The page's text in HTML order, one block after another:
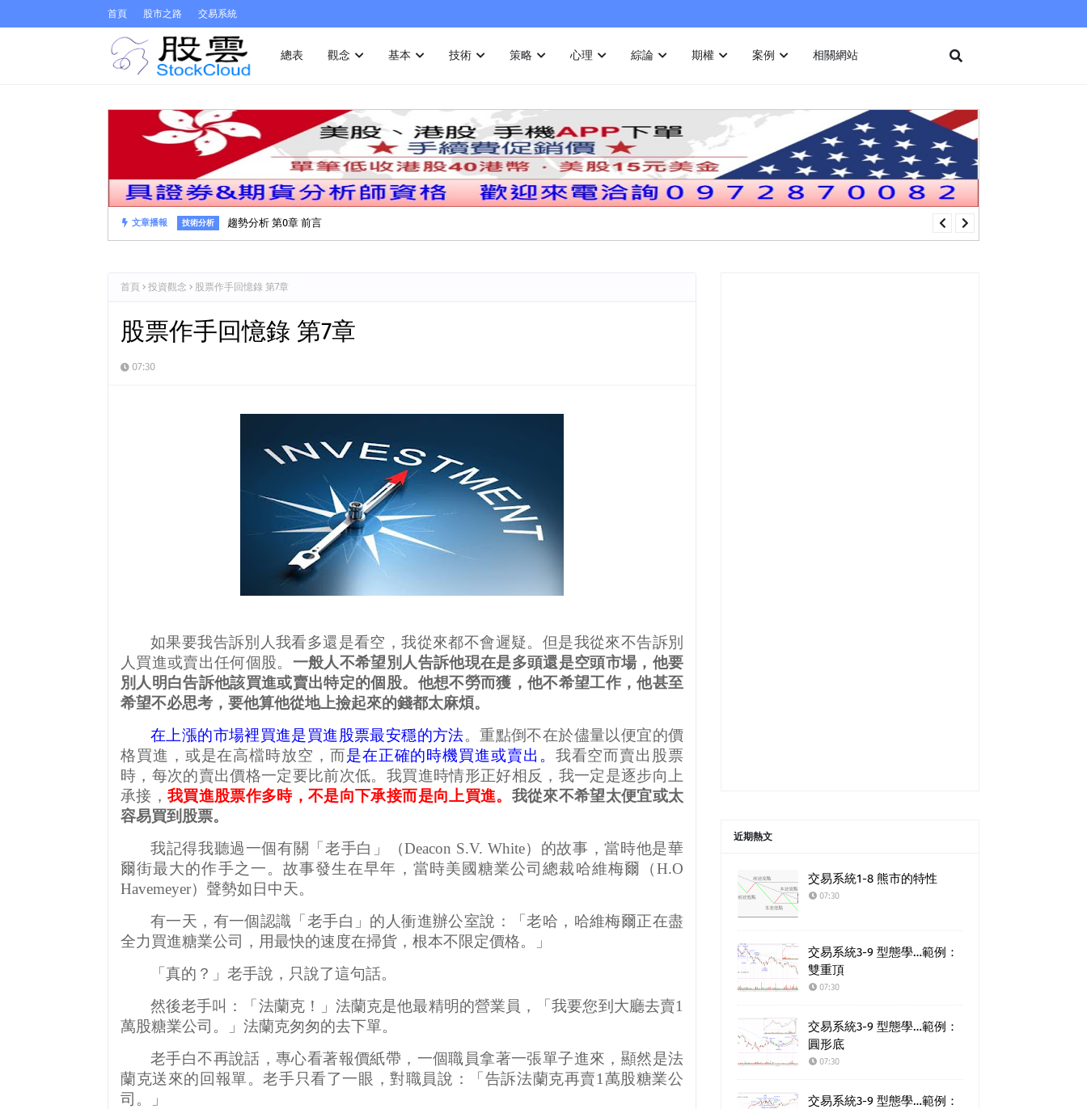
首頁 股市之路 交易系統
總表 觀念 基本 技術 策略 心理 綜論 期權 案例 相關網站
文章播報 技術分析 趨勢分析 第0章 前言
首頁 投資觀念 股票作手回憶錄 第7章
股票作手回憶錄 第7章
07:30
如果要我告訴別人我看多還是看空，我從來都不會遲疑。但是我從來不告訴別
人買進或賣出任何個股。 一般人不希望別人告訴他現在是多頭還是空頭市場，他要
別人明白告訴他該買進或賣出特定的個股。他想不勞而獲，他不希望工作，他甚至
希望不必思考，要他算他從地上撿起來的錢都太麻煩。
在上漲的市場裡買進是買進股票最安穩的方法。重點倒不在於儘量以便宜的價
格買進，或是在高檔時放空，而是在正確的時機買進或賣出。 我看空而賣出股票
時，每次的賣出價格一定要比前次低。我買進時情形正好相反，我一定是逐步向上
承接，我買進股票作多時，不是向下承接而是向上買進。 我從來不希望太便宜或太
容易買到股票。
我記得我聽過一個有關「老手白」（Deacon S.V. White）的故事，當時他是華
爾街最大的作手之一。故事發生在早年，當時美國糖業公司總裁哈維梅爾（H.O
Havemeyer）聲勢如日中天。
有一天，有一個認識「老手白」的人衝進辦公室說：「老哈，哈維梅爾正在盡
全力買進糖業公司，用最快的速度在掃貨，根本不限定價格。」
「真的？」老手說，只說了這句話。
然後老手叫：「法蘭克！」法蘭克是他最精明的營業員，「我要您到大廳去賣1
萬股糖業公司。」法蘭克匆匆的去下單。
老手白不再說話，專心看著報價紙帶，一個職員拿著一張單子進來，顯然是法
蘭克送來的回報單。老手只看了一眼，對職員說：「告訴法蘭克再賣1 萬股糖業公
司。」
近期熱文
交易系統1-8 熊市的特性
07:30
交易系統3-9 型態學…範例：
雙重頂
07:30
交易系統3-9 型態學…範例：
圓形底
07:30
交易系統3-9 型態學…範例：